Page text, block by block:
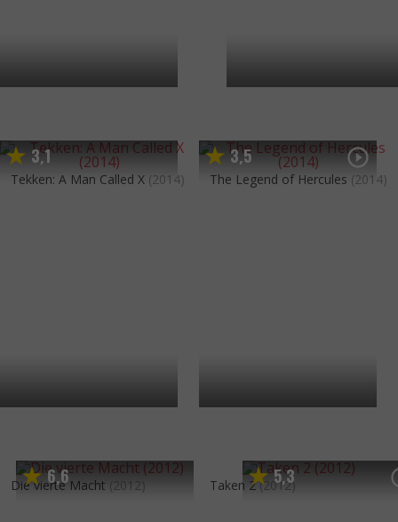
3,1
Tekken: A Man Called X (2014)
3,5
The Legend of Hercules (2014)
6,6
Die vierte Macht (2012) 5,3
Taken 2 (2012)